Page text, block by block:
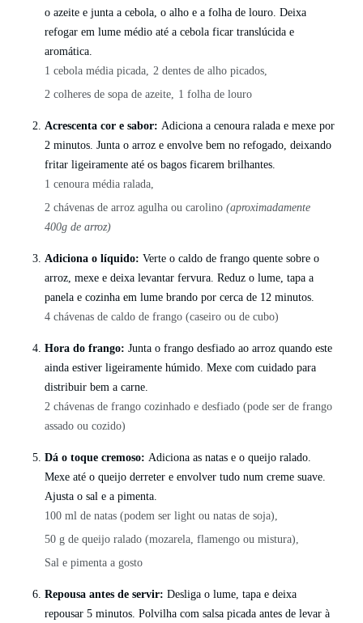
o azeite e junta a cebola, o alho e a folha de louro. Deixa
refogar em lume médio até a cebola ficar translúcida e
aromática.
1 cebola média picada,
2 dentes de alho picados,
2 colheres de sopa de azeite,
1 folha de louro
Acrescenta cor e sabor: Adiciona a cenoura ralada e mexe por
2 minutos. Junta o arroz e envolve bem no refogado, deixando
fritar ligeiramente até os bagos ficarem brilhantes.
1 cenoura média ralada,
2 chávenas de arroz agulha ou carolino (aproximadamente
400g de arroz)
Adiciona o líquido: Verte o caldo de frango quente sobre o
arroz, mexe e deixa levantar fervura. Reduz o lume, tapa a
panela e cozinha em lume brando por cerca de 12 minutos.
4 chávenas de caldo de frango (caseiro ou de cubo)
Hora do frango: Junta o frango desfiado ao arroz quando este
ainda estiver ligeiramente húmido. Mexe com cuidado para
distribuir bem a carne.
2 chávenas de frango cozinhado e desfiado (pode ser de frango
assado ou cozido)
Dá o toque cremoso: Adiciona as natas e o queijo ralado.
Mexe até o queijo derreter e envolver tudo num creme suave.
Ajusta o sal e a pimenta.
100 ml de natas (podem ser light ou natas de soja),
50 g de queijo ralado (mozarela, flamengo ou mistura),
Sal e pimenta a gosto
Repousa antes de servir: Desliga o lume, tapa e deixa
repousar 5 minutos. Polvilha com salsa picada antes de levar à